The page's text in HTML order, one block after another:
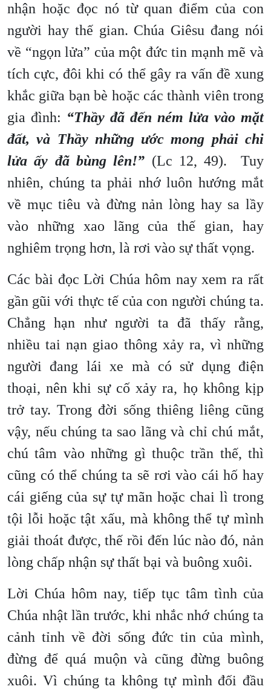
nhận hoặc đọc nó từ quan điểm của con
người hay thế gian. Chúa Giêsu đang nói
về “ngọn lửa” của một đức tin mạnh mẽ và
tích cực, đôi khi có thể gây ra vấn đề xung
khắc giữa bạn bè hoặc các thành viên trong
gia đình: “Thầy đã đến ném lửa vào mặt
đất, và Thầy những ước mong phải chi
lửa ấy đã bùng lên!” (Lc 12, 49). Tuy
nhiên, chúng ta phải nhớ luôn hướng mắt
về mục tiêu và đừng nản lòng hay sa lầy
vào những xao lãng của thế gian, hay
nghiêm trọng hơn, là rơi vào sự thất vọng.
Các bài đọc Lời Chúa hôm nay xem ra rất
gần gũi với thực tế của con người chúng ta.
Chẳng hạn như người ta đã thấy rằng,
nhiều tai nạn giao thông xảy ra, vì những
người đang lái xe mà có sử dụng điện
thoại, nên khi sự cố xảy ra, họ không kịp
trở tay. Trong đời sống thiêng liêng cũng
vậy, nếu chúng ta sao lãng và chỉ chú mắt,
chú tâm vào những gì thuộc trần thế, thì
cũng có thể chúng ta sẽ rơi vào cái hố hay
cái giếng của sự tự mãn hoặc chai lì trong
tội lỗi hoặc tật xấu, mà không thể tự mình
giải thoát được, thế rồi đến lúc nào đó, nản
lòng chấp nhận sự thất bại và buông xuôi.
Lời Chúa hôm nay, tiếp tục tâm tình của
Chúa nhật lần trước, khi nhắc nhớ chúng ta
cảnh tỉnh về đời sống đức tin của mình,
đừng để quá muộn và cũng đừng buông
xuôi. Vì chúng ta không tự mình đối đầu